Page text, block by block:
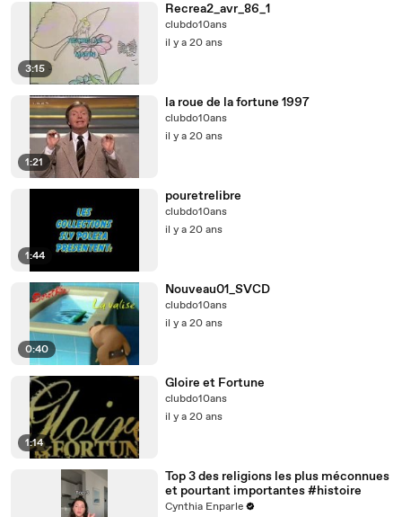
3:15
Recrea2_avr_86_1
clubdo10ans
il y a 20 ans
1:21
la roue de la fortune 1997
clubdo10ans
il y a 20 ans
1:44
pouretrelibre
clubdo10ans
il y a 20 ans
0:40
Nouveau01_SVCD
clubdo10ans
il y a 20 ans
1:14
Gloire et Fortune
clubdo10ans
il y a 20 ans
Top 3 des religions les plus méconnues
et pourtant importantes #histoire
Cynthia Enparle